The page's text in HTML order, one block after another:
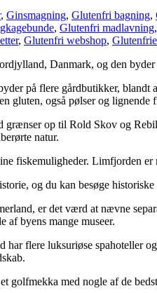
, Ginsmagning, Glutenfri bagning,
, Glutenfri madlavning,
, Glutenfri webshop,
Danmark, og den
på flere gårdbutikker,
gluten, også pølser og lignende
grænser op til Rold Skov og
natur.
fiskemuligheder. Limfjorden
og du kan besøge
er det værd at nævne
af byens mange museer.
har flere luksuriøse spahoteller
golfmekka med nogle af de